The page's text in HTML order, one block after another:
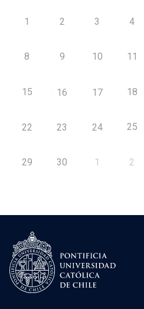
1 2 3 4
8 9 10 11
15 16 17 18
22 23 24 25
29 30 1 2